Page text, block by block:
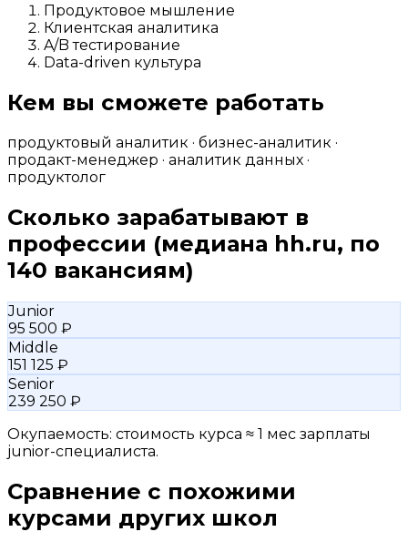
Продуктовое мышление
Клиентская аналитика
A/B тестирование
Data-driven культура
Кем вы сможете работать
продуктовый аналитик · бизнес-аналитик ·
продакт-менеджер · аналитик данных ·
продуктолог
Сколько зарабатывают в
профессии (медиана hh.ru, по
140 вакансиям)
Junior
95 500 ₽
Middle
151 125 ₽
Senior
239 250 ₽
Окупаемость: стоимость курса ≈ 1 мес зарплаты
junior-специалиста.
Сравнение с похожими
курсами других школ